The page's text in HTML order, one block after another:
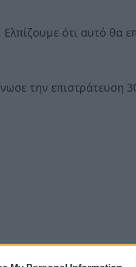
ότι αυτό θα
την επιστράτευση